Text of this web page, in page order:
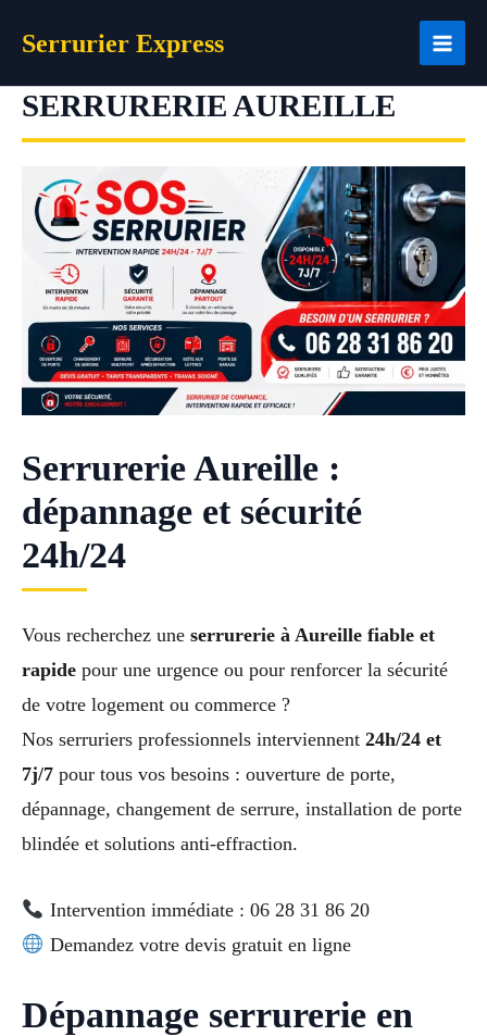
Serrurier Express
SERRURERIE AUREILLE
Serrurerie Aureille :
dépannage et sécurité
24h/24
Vous recherchez une serrurerie à Aureille fiable et
rapide pour une urgence ou pour renforcer la sécurité
de votre logement ou commerce ?
Nos serruriers professionnels interviennent 24h/24 et
7j/7 pour tous vos besoins : ouverture de porte,
dépannage, changement de serrure, installation de porte
blindée et solutions anti-effraction.
Intervention immédiate : 06 28 31 86 20
Demandez votre devis gratuit en ligne
Dépannage serrurerie en